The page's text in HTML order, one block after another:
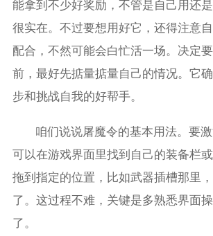
能拿到不少好奖励，不管是自己用还
很实在。不过要想用好它，还得注意
配合，不然可能会白忙活一场。决定
前，最好先掂量掂量自己的情况。它
步和挑战自我的好帮手。
咱们说说屠魔令的基本用法。要
可以在游戏界面里找到自己的装备栏
拖到指定的位置，比如武器插槽那里
了。这过程不难，关键是多熟悉界面
了。